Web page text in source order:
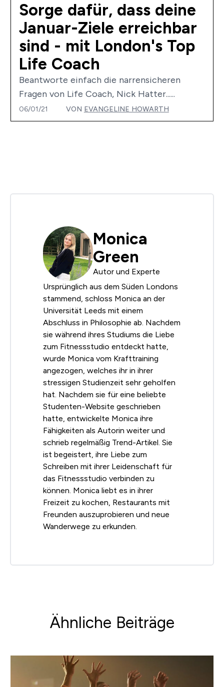
Sorge dafür, dass deine
Januar-Ziele erreichbar
sind - mit London's Top
Life Coach
Beantworte einfach die narrensicheren
Fragen von Life Coach, Nick Hatter......
06/01/21 VON EVANGELINE HOWARTH
Monica
Green
Autor und Experte
Ursprünglich aus dem Süden Londons
stammend, schloss Monica an der
Universität Leeds mit einem
Abschluss in Philosophie ab. Nachdem
sie während ihres Studiums die Liebe
zum Fitnessstudio entdeckt hatte,
wurde Monica vom Krafttraining
angezogen, welches ihr in ihrer
stressigen Studienzeit sehr geholfen
hat. Nachdem sie für eine beliebte
Studenten-Website geschrieben
hatte, entwickelte Monica ihre
Fähigkeiten als Autorin weiter und
schrieb regelmäßig Trend-Artikel. Sie
ist begeistert, ihre Liebe zum
Schreiben mit ihrer Leidenschaft für
das Fitnessstudio verbinden zu
können. Monica liebt es in ihrer
Freizeit zu kochen, Restaurants mit
Freunden auszuprobieren und neue
Wanderwege zu erkunden.
Ähnliche Beiträge